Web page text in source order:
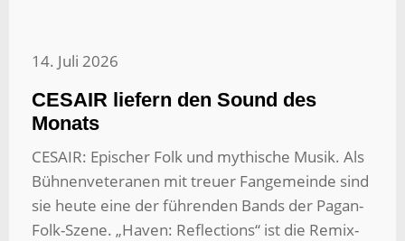
14. Juli 2026
CESAIR liefern den Sound des
Monats
CESAIR: Epischer Folk und mythische Musik. Als
Bühnenveteranen mit treuer Fangemeinde sind
sie heute eine der führenden Bands der Pagan-
Folk-Szene. „Haven: Reflections“ ist die Remix-